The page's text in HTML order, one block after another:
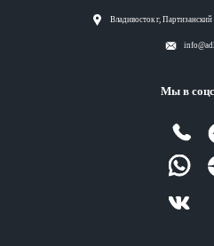
Владивосток г,
Мы в